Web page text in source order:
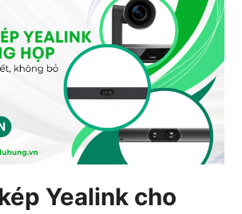
Yealink cho